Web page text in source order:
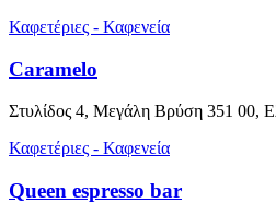
Καφετέριες - Καφενεία
Caramelo
Στυλίδος 4, Μεγάλη Βρύση 351 00,
Καφετέριες - Καφενεία
Queen espresso bar